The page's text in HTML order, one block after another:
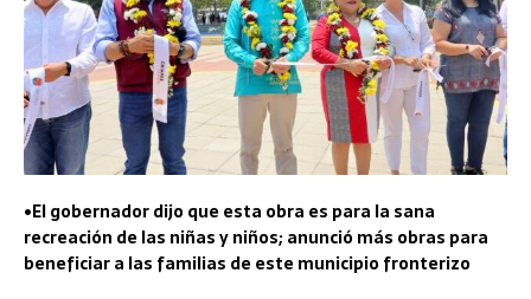
•El gobernador dijo que esta obra es para la sana
recreación de las niñas y niños; anunció más obras para
beneficiar a las familias de este municipio fronterizo